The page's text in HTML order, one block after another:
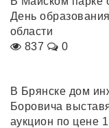
День
области
837
0
В Брянске дом
Боровича
аукцион по цене